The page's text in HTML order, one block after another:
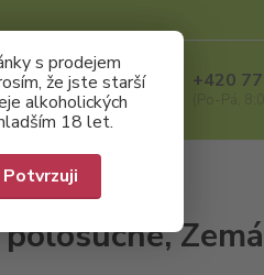
s prodejem
že jste starší
alkoholických
18 let.
Potvrzuji
Hledat +420
Zemánek